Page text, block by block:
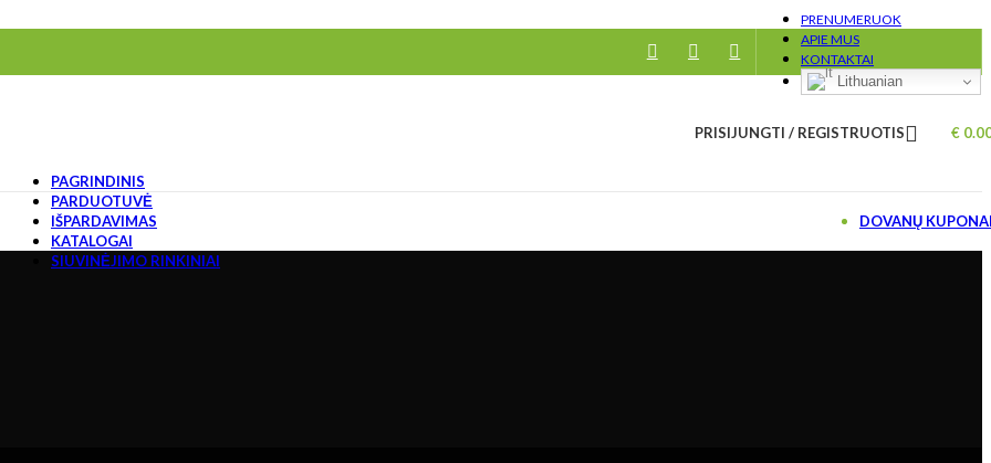
PRENUMERUOK
APIE MUS
KONTAKTAI
Lithuanian
PRISIJUNGTI / REGISTRUOTIS €
PAGRINDINIS
PARDUOTUVĖ
IŠPARDAVIMAS
KATALOGAI
SIUVINĖJIMO RINKINIAI
DOVANŲ